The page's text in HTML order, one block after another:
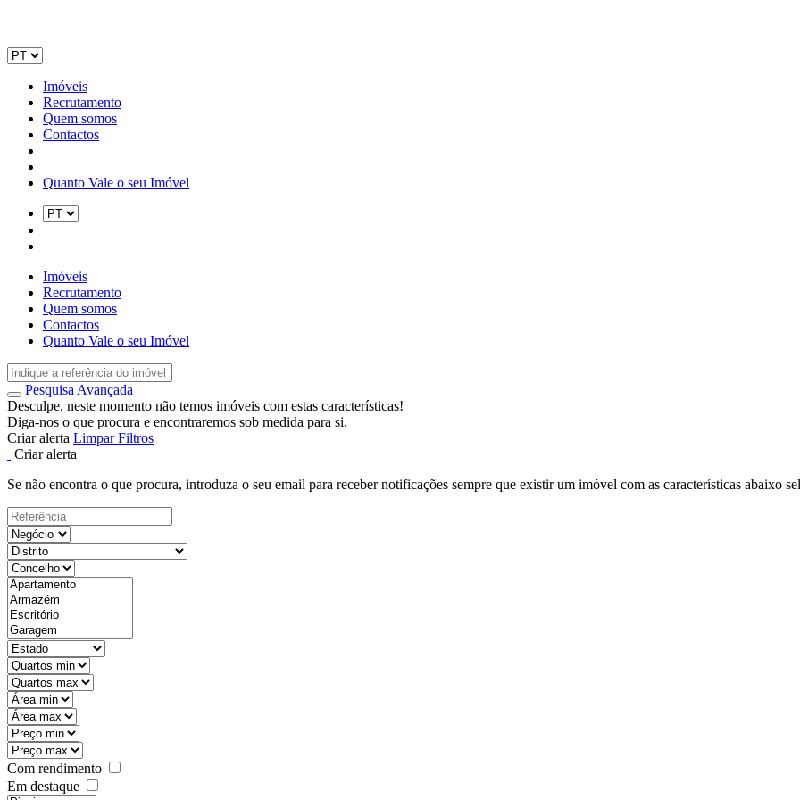
Imóveis
Recrutamento
Quem somos
Contactos
Quanto Vale o seu Imóvel
Imóveis
Recrutamento
Quem somos
Contactos
Quanto Vale o seu Imóvel
Pesquisa Avançada
Desculpe, neste momento não temos imóveis com estas características!
Diga-nos o que procura e encontraremos sob medida para si.
Criar alerta Limpar Filtros
Criar alerta
Se não encontra o que procura, introduza o seu email para receber notificações sempre que existir um imóvel com as características abaixo
Com rendimento
Em destaque